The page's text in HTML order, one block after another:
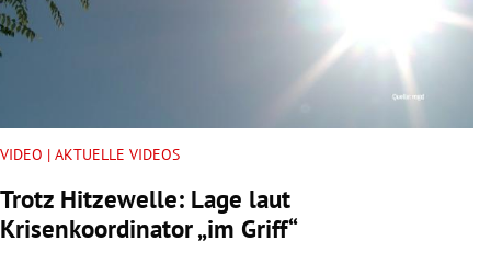
Untermenü
Untermenü
VIDEO | AKTUELLE VIDEOS
Trotz Hitzewelle: Lage laut
Krisenkoordinator „im Griff“